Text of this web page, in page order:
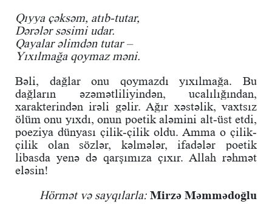
Qıyya çəksəm, atıb-tutar,
Dərələr səsimi udar.
Qayalar əlimdən tutar –
Yıxılmağa qoymaz məni.
Bəli, dağlar onu qoymazdı yıxılmağa. Bu
dağların əzəmətliliyindən, ucalılığından,
xarakterindən irəli gəlir. Ağır xəstəlik, vaxtsız
ölüm onu yıxdı, onun poetik aləmini alt-üst etdi,
poeziya dünyası çilik-çilik oldu. Amma o çilik-
çilik olan sözlər, kəlmələr, ifadələr poetik
libasda yenə də qarşımıza çıxır. Allah rəhmət
eləsin!
Hörmət və sayqılarla: Mirzə Məmmədoğlu